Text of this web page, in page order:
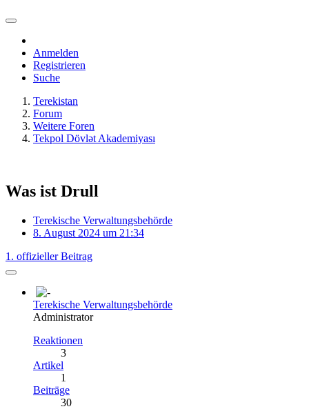
Anmelden
Registrieren
Suche
Terekistan
Forum
Weitere Foren
Tekpol Dövlət Akademiyası
Was ist Drull
Terekische Verwaltungsbehörde
8. August 2024 um 21:34
1. offizieller Beitrag
Terekische Verwaltungsbehörde
Administrator
Reaktionen
3
Artikel
1
Beiträge
30